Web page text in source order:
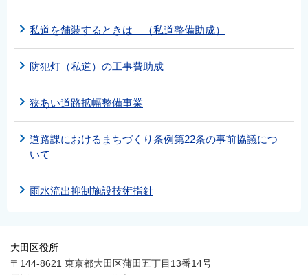
私道を舗装するときは （私道整備助成）
防犯灯（私道）の工事費助成
狭あい道路拡幅整備事業
道路課におけるまちづくり条例第22条の事前協議につ
いて
雨水流出抑制施設技術指針
大田区役所
〒144-8621 東京都大田区蒲田五丁目13番14号